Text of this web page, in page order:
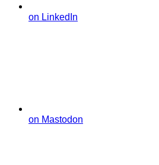
on LinkedIn
on Mastodon